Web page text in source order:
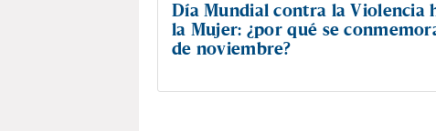
Día Mundial contra la Violencia
la Mujer: ¿por qué se
de noviembre?